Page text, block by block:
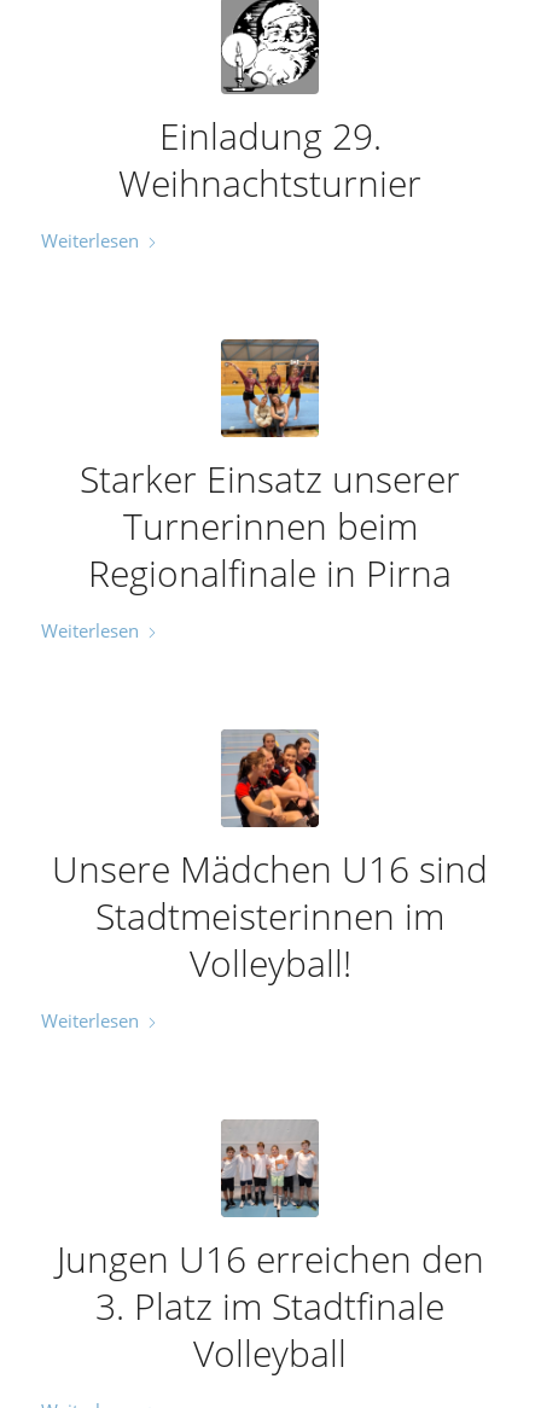
Einladung 29.
Weihnachtsturnier
Weiterlesen
Starker Einsatz unserer
Turnerinnen beim
Regionalfinale in Pirna
Weiterlesen
Unsere Mädchen U16 sind
Stadtmeisterinnen im
Volleyball!
Weiterlesen
Jungen U16 erreichen den
3. Platz im Stadtfinale
Volleyball